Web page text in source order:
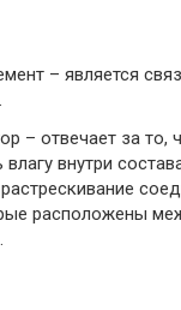
– является
– отвечает за то,
внутри
расположены